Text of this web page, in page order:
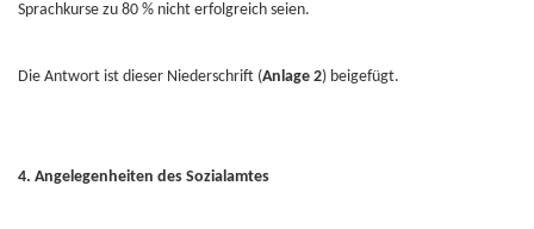
Sprachkurse zu 80 % nicht erfolgreich seien.
Die Antwort ist dieser Niederschrift (Anlage 2) beigefügt.
4. Angelegenheiten des Sozialamtes